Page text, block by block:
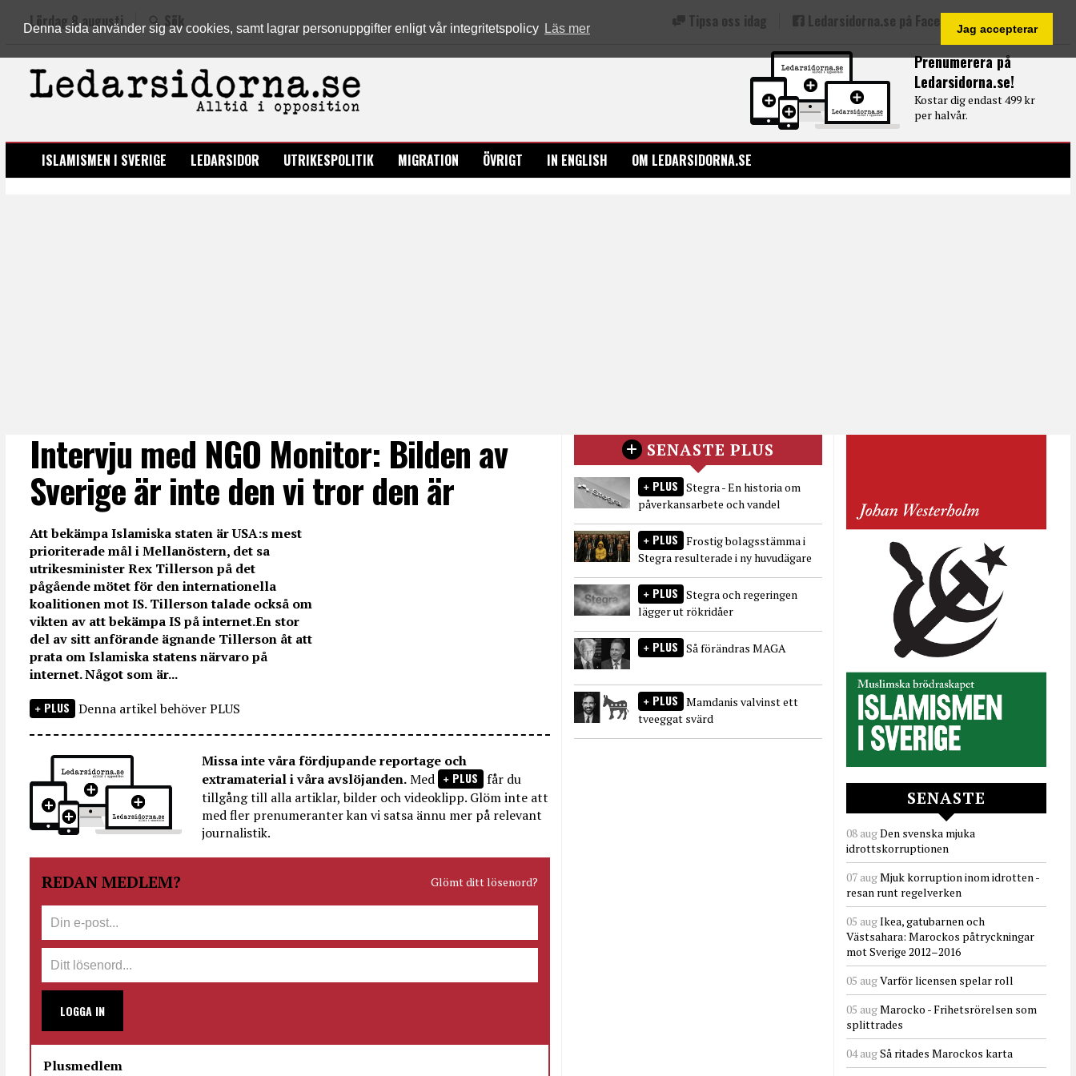
Denna sida använder sig av cookies, samt lagrar personuppgifter enligt vår integritetspolicy Läs mer Jag accepterar
Prenumerera på
Ledarsidorna.se!
Kostar dig endast 499 kr
per halvår.
Lördag 8 augusti Sök Tipsa oss idag Ledarsidorna.se på Facebook
LEDARSIDORNA.SE
ISLAMISMEN I SVERIGE LEDARSIDOR UTRIKESPOLITIK MIGRATION ÖVRIGT IN ENGLISH OM LEDARSIDORNA.SE
Intervju med NGO Monitor: Bilden av
Sverige är inte den vi tror den är
Att bekämpa Islamiska staten är USA:s mest
prioriterade mål i Mellanöstern, det sa
utrikesminister Rex Tillerson på det
pågående mötet för den internationella
koalitionen mot IS. Tillerson talade också om
vikten av att bekämpa IS på internet.En stor
del av sitt anförande ägnande Tillerson åt att
prata om Islamiska statens närvaro på
internet. Något som är...
PLUS Denna artikel behöver PLUS
Missa inte våra fördjupande reportage och
extramaterial i våra avslöjanden.Med PLUS får du
tillgång till alla artiklar, bilder och videoklipp. Glöm inte att
med fler prenumeranter kan vi satsa ännu mer på relevant
journalistik.
REDAN MEDLEM? Glömt ditt lösenord?
LOGGA IN
Plusmedlem
SENASTE PLUS
PLUS Stegra - En historia om
påverkansarbete och vandel
PLUS Frostig bolagsstämma i
Stegra resulterade i ny huvudägare
PLUS Stegra och regeringen
lägger ut rökridåer
PLUS Så förändras MAGA
PLUS Mamdanis valvinst ett
tveeggat svärd
SENASTE
08 augDen svenska mjuka
idrottskorruptionen
07 augMjuk korruption inom idrotten -
resan runt regelverken
05 augIkea, gatubarnen och
Västsahara: Marockos påtryckningar
mot Sverige 2012–2016
05 augVarför licensen spelar roll
05 augMarocko - Frihetsrörelsen som
splittrades
04 augSå ritades Marockos karta